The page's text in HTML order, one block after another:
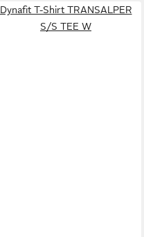
Dynafit T-Shirt TRANSALPER
S/S TEE W